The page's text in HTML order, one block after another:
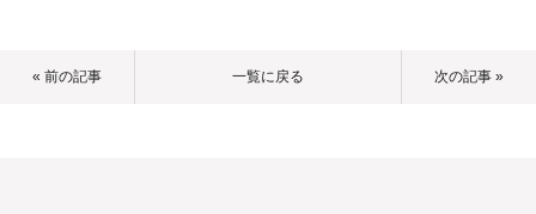
« 前の記事 一覧に戻る 次の記事 »